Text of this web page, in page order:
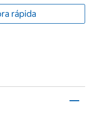
rápida